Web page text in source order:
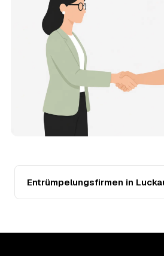
der Entrümpler, den Sie selbst
Was kostet die
Wohnung in Luckau?
Für eine durchschnittliche
die Kosten in Luckau bei etwa
Schnitt rund 30,2 € je
(Etage, Aufzug), Menge und
den Preis nach oben oder unten —
Festpreis nennt Ihnen der
Beschreibung.
Werden Entrümpelungen in
Seit 2020 verlief die
(−23 %), mit dem bisherigen
Eine Prognose lässt sich daraus
Daten zeigen: Wer frühzeitig
Entrümpelungsfirmen in